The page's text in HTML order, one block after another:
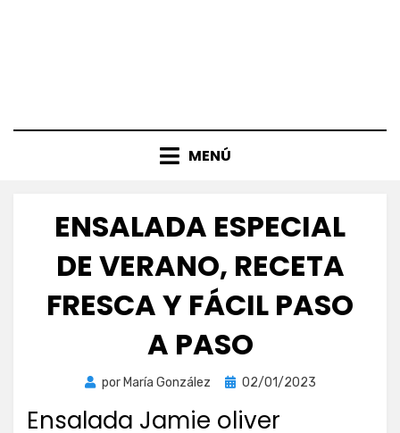
MENÚ
ENSALADA ESPECIAL
DE VERANO, RECETA
FRESCA Y FÁCIL PASO
A PASO
por María González
Publicada
02/01/2023
Ensalada Jamie oliver